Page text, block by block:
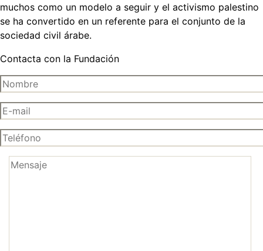
muchos como un modelo a seguir y el activismo palestino
se ha convertido en un referente para el conjunto de la
sociedad civil árabe.
Contacta con la Fundación